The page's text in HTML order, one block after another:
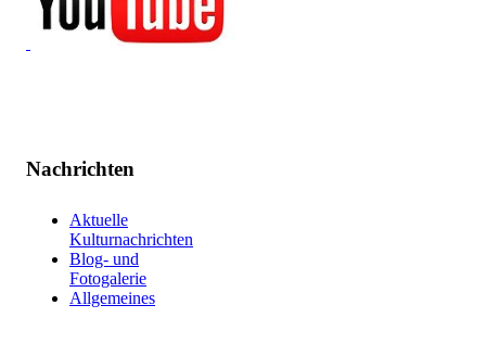
Nachrichten
Aktuelle
Kulturnachrichten
Blog- und
Fotogalerie
Allgemeines